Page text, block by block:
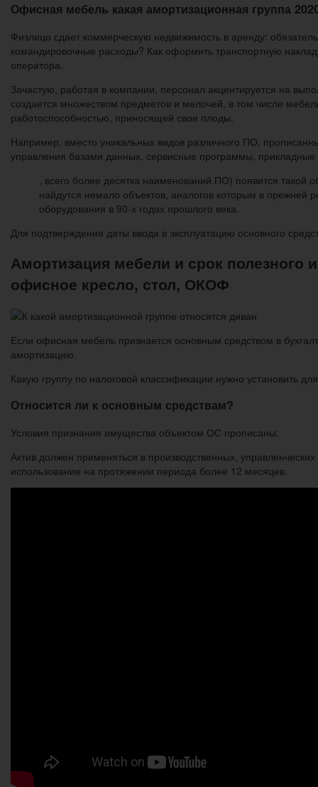
Офисная мебель какая амортизационная группа
Физлицо сдает коммерческую недвижимость в аренду:
командировочные расходы? Как оформить транспортную
оператора.
Зачастую, работая в компании, персонал акцентируется на
создается множеством предметов и мелочей, в том числе
работоспособностью, приносящей свои плоды.
Например, вместо уникальных видов различного ПО,
управления базами данных, сервисные программы,
, всего более десятка наименований ПО) появится
найдутся немало объектов, аналогов которым в прежней
оборудования в 90-х годах прошлого века.
Для подтверждения даты ввода в эксплуатацию основного
Амортизация мебели и срок полезного
офисное кресло, стол, ОКОФ
Если офисная мебель признается основным средством в
амортизацию.
Какую группу по налоговой классификации нужно установить
Относится ли к основным средствам?
Условия признания имущества объектом ОС прописаны:
Актив должен применяться в производственных,
использование на протяжении периода более 12 месяцев.